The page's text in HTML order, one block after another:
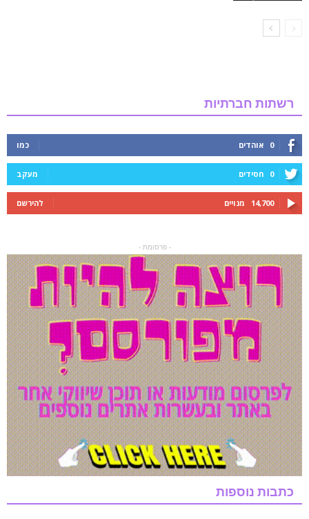
רשתות חברתיות
0 אוהדים כמו
0 חסידים מעקב
14,700 מנויים להירשם
- פרסומת -
כתבות נוספות